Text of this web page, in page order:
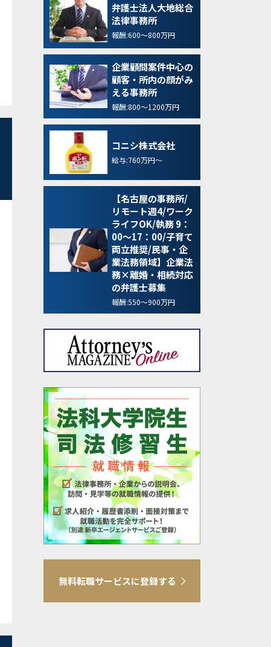
弁護士法人大地総合
法律事務所
報酬:600～800万円
企業顧問案件中心の
顧客・所内の顔がみ
える事務所
報酬:800～1200万円
コニシ株式会社
給与:760万円～
【名古屋の事務所/
リモート週4/ワーク
ライフOK/執務 9：
00～17：00/子育て
両立推奨/民事・企
業法務領域】企業法
務×離婚・相続対応
の弁護士募集
報酬:550～900万円
無料転職サービスに登録する